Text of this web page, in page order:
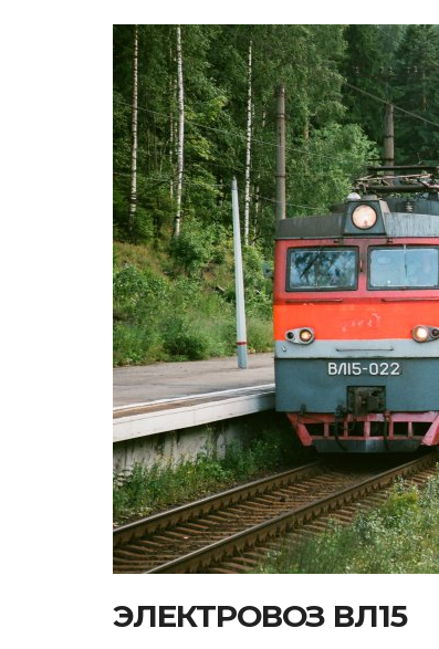
ЭЛЕКТРОВОЗ ВЛ15